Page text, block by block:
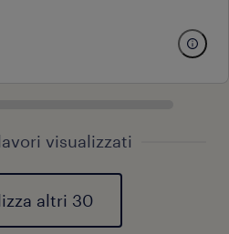
visualizzati
altri 30